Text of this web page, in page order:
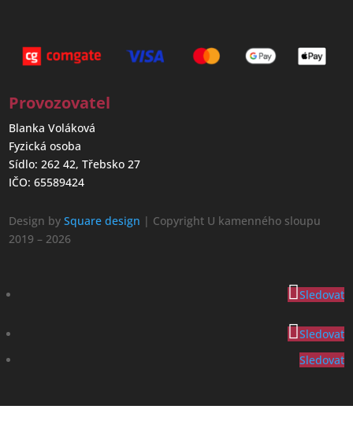
Provozovatel
Blanka Voláková
Fyzická osoba
Sídlo: 262 42, Třebsko 27
IČO: 65589424
Design bySquare design | Copyright U kamenného sloupu
2019 – 2026
Sledovat
Sledovat
Sledovat